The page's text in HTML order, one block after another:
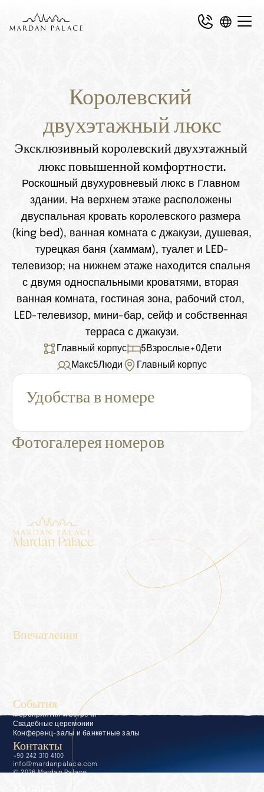
Королевский
двухэтажный люкс
Эксклюзивный королевский двухэтажный
люкс повышенной комфортности.
Главный корпус 5Взрослые+0Дети
Макс5Люди Главный корпус
Роскошный двухуровневый люкс в Главном
здании. На верхнем этаже расположены
двуспальная кровать королевского размера
(king bed), ванная комната с джакузи, душевая,
турецкая баня (хаммам), туалет и LED-
телевизор; на нижнем этаже находится спальня
с двумя односпальными кроватями, вторая
ванная комната, гостиная зона, рабочий стол,
LED-телевизор, мини-бар, сейф и собственная
терраса с джакузи.
Удобства в номере
Фотогалерея номеров
Mardan Palace
Впечатления
События
Мероприятия и встречи
Свадебные церемонии
Конференц-залы и банкетные залы
Контакты
+90 242 310 4100
info@mardanpalace.com
© 2026 Mardan Palace